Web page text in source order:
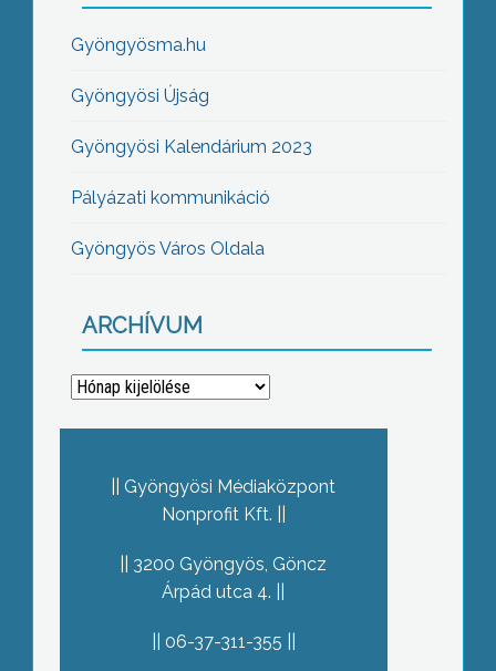
Gyöngyösma.hu
Gyöngyösi Újság
Gyöngyösi Kalendárium 2023
Pályázati kommunikáció
Gyöngyös Város Oldala
ARCHÍVUM
Archívum
Gyöngyösi Médiaközpont
Nonprofit Kft.
3200 Gyöngyös, Göncz
Árpád utca 4.
06-37-311-355